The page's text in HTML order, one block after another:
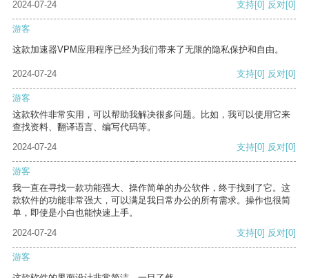
2024-07-24 支持[0] 反对[0]
游客
这款加速器VPM应用程序已经为我们带来了无限的隐私保护和自由。
2024-07-24 支持[0] 反对[0]
游客
这款软件非常实用，可以帮助我解决很多问题。比如，我可以使用它来
查找资料、翻译语言、编写代码等。
2024-07-24
支持[0] 反对[0]
游客
我一直在寻找一款功能强大、操作简单的办公软件，终于找到了它。这
款软件的功能非常强大，可以满足我日常办公的所有需求。操作也很简
单，即使是小白也能快速上手。
2024-07-24
支持[0] 反对[0]
游客